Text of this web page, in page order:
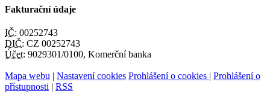
Fakturační údaje
IČ: 00252743
DIČ: CZ 00252743
Účet: 9029301/0100, Komerční banka
Mapa webu | Nastavení cookies Prohlášení o cookies | Prohlášení o
přístupnosti | RSS